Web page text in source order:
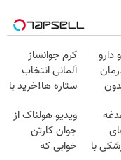
کرم جوانساز
آلمانی انتخاب
ستاره ها!خرید با
با
ویدیو هولناک از
جوان کارتن
خوابی که